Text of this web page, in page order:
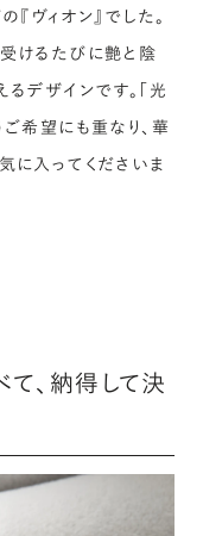
ヴィオン』でした。
けるたびに艶と陰
デザインです。「光
希望にも重なり、華
に入ってくださいま
、納得して決